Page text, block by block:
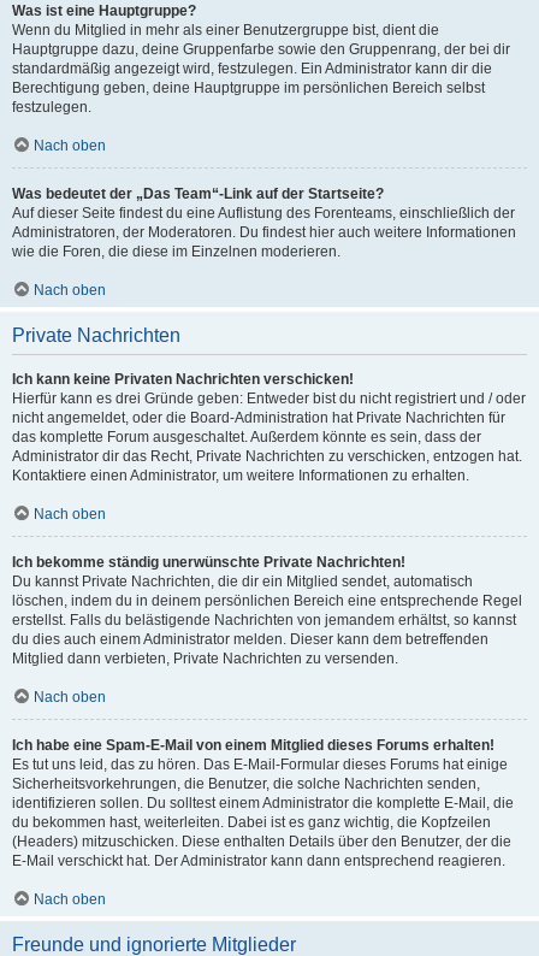
Was ist eine Hauptgruppe?
Wenn du Mitglied in mehr als einer Benutzergruppe bist, dient die
Hauptgruppe dazu, deine Gruppenfarbe sowie den Gruppenrang, der bei dir
standardmäßig angezeigt wird, festzulegen. Ein Administrator kann dir die
Berechtigung geben, deine Hauptgruppe im persönlichen Bereich selbst
festzulegen.
Nach oben
Was bedeutet der „Das Team“-Link auf der Startseite?
Auf dieser Seite findest du eine Auflistung des Forenteams, einschließlich der
Administratoren, der Moderatoren. Du findest hier auch weitere Informationen
wie die Foren, die diese im Einzelnen moderieren.
Nach oben
Private Nachrichten
Ich kann keine Privaten Nachrichten verschicken!
Hierfür kann es drei Gründe geben: Entweder bist du nicht registriert und / oder
nicht angemeldet, oder die Board-Administration hat Private Nachrichten für
das komplette Forum ausgeschaltet. Außerdem könnte es sein, dass der
Administrator dir das Recht, Private Nachrichten zu verschicken, entzogen hat.
Kontaktiere einen Administrator, um weitere Informationen zu erhalten.
Nach oben
Ich bekomme ständig unerwünschte Private Nachrichten!
Du kannst Private Nachrichten, die dir ein Mitglied sendet, automatisch
löschen, indem du in deinem persönlichen Bereich eine entsprechende Regel
erstellst. Falls du belästigende Nachrichten von jemandem erhältst, so kannst
du dies auch einem Administrator melden. Dieser kann dem betreffenden
Mitglied dann verbieten, Private Nachrichten zu versenden.
Nach oben
Ich habe eine Spam-E-Mail von einem Mitglied dieses Forums erhalten!
Es tut uns leid, das zu hören. Das E-Mail-Formular dieses Forums hat einige
Sicherheitsvorkehrungen, die Benutzer, die solche Nachrichten senden,
identifizieren sollen. Du solltest einem Administrator die komplette E-Mail, die
du bekommen hast, weiterleiten. Dabei ist es ganz wichtig, die Kopfzeilen
(Headers) mitzuschicken. Diese enthalten Details über den Benutzer, der die
E-Mail verschickt hat. Der Administrator kann dann entsprechend reagieren.
Nach oben
Freunde und ignorierte Mitglieder